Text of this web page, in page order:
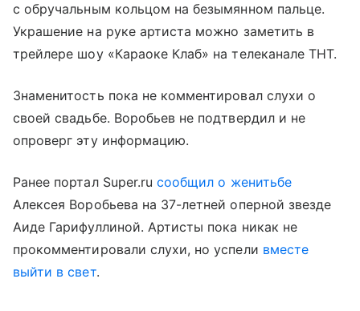
с обручальным кольцом на безымянном пальце.
Украшение на руке артиста можно заметить в
трейлере шоу «Караоке Клаб» на телеканале ТНТ.
Знаменитость пока не комментировал слухи о
своей свадьбе. Воробьев не подтвердил и не
опроверг эту информацию.
Ранее портал Super.ruсообщил о женитьбе
Алексея Воробьева на 37-летней оперной звезде
Аиде Гарифуллиной. Артисты пока никак не
прокомментировали слухи, но успели вместе
выйти в свет.